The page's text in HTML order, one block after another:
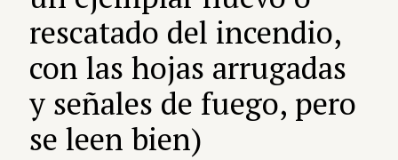
rescatado del incendio,
con las hojas arrugadas
y señales de fuego, pero
se leen bien)